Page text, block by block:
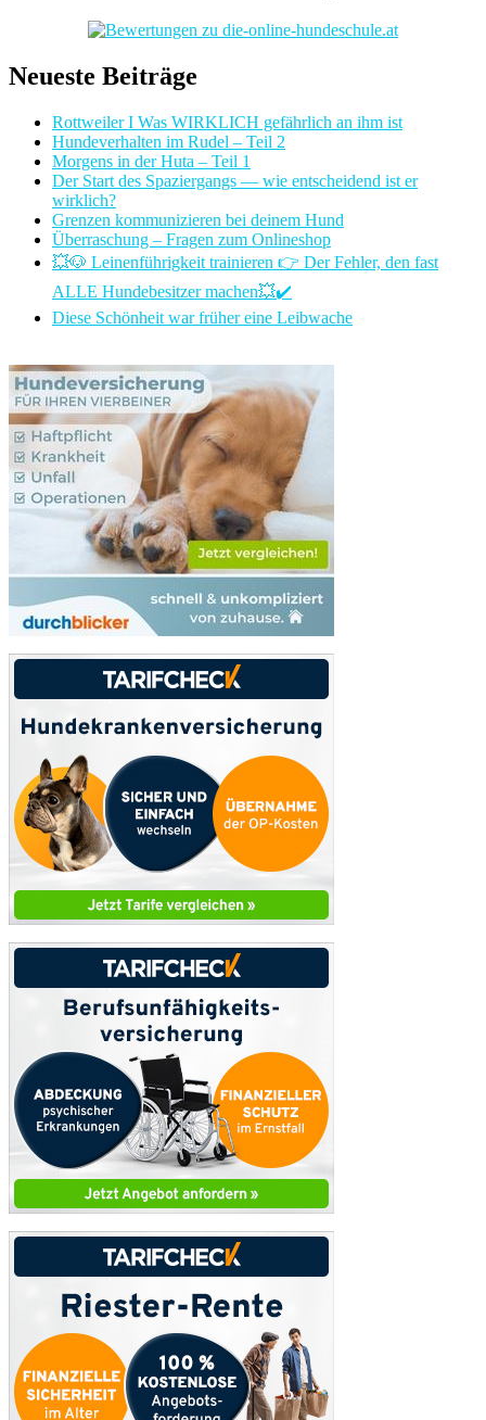
Neueste Beiträge
Rottweiler I Was WIRKLICH gefährlich an ihm ist
Hundeverhalten im Rudel – Teil 2
Morgens in der Huta – Teil 1
Der Start des Spaziergangs — wie entscheidend ist er
wirklich?
Grenzen kommunizieren bei deinem Hund
Überraschung – Fragen zum Onlineshop
💥🐶 Leinenführigkeit trainieren 👉 Der Fehler, den fast
ALLE Hundebesitzer machen💥✔️
Diese Schönheit war früher eine Leibwache